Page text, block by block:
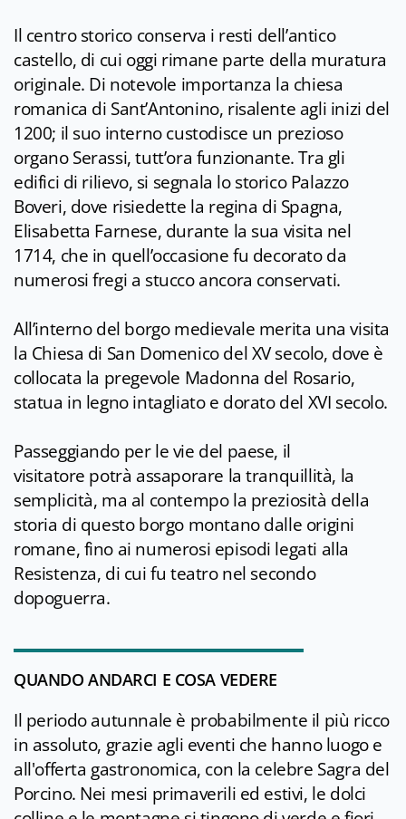
Il centro storico conserva i resti dell’antico
castello, di cui oggi rimane parte della muratura
originale. Di notevole importanza la chiesa
romanica di Sant’Antonino, risalente agli inizi del
1200; il suo interno custodisce un prezioso
organo Serassi, tutt’ora funzionante. Tra gli
edifici di rilievo, si segnala lo storico Palazzo
Boveri, dove risiedette la regina di Spagna,
Elisabetta Farnese, durante la sua visita nel
1714, che in quell’occasione fu decorato da
numerosi fregi a stucco ancora conservati.
All’interno del borgo medievale merita una visita
la Chiesa di San Domenico del XV secolo, dove è
collocata la pregevole Madonna del Rosario,
statua in legno intagliato e dorato del XVI secolo.
Passeggiando per le vie del paese, il
visitatore potrà assaporare la tranquillità, la
semplicità, ma al contempo la preziosità della
storia di questo borgo montano dalle origini
romane, fino ai numerosi episodi legati alla
Resistenza, di cui fu teatro nel secondo
dopoguerra.
QUANDO ANDARCI E COSA VEDERE
Il periodo autunnale è probabilmente il più ricco
in assoluto, grazie agli eventi che hanno luogo e
all'offerta gastronomica, con la celebre Sagra del
Porcino. Nei mesi primaverili ed estivi, le dolci